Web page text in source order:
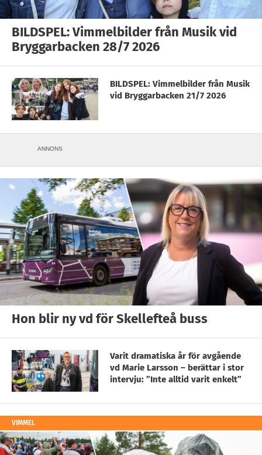
BILDSPEL: Vimmelbilder från Musik vid
Bryggarbacken 28/7 2026
BILDSPEL: Vimmelbilder från Musik
vid Bryggarbacken 21/7 2026
ANNONS
Hon blir ny vd för Skellefteå buss
Varit dramatiska år för avgående
vd Marie Larsson – berättar i stor
intervju: ”Inte alltid varit enkelt”
VIMMEL